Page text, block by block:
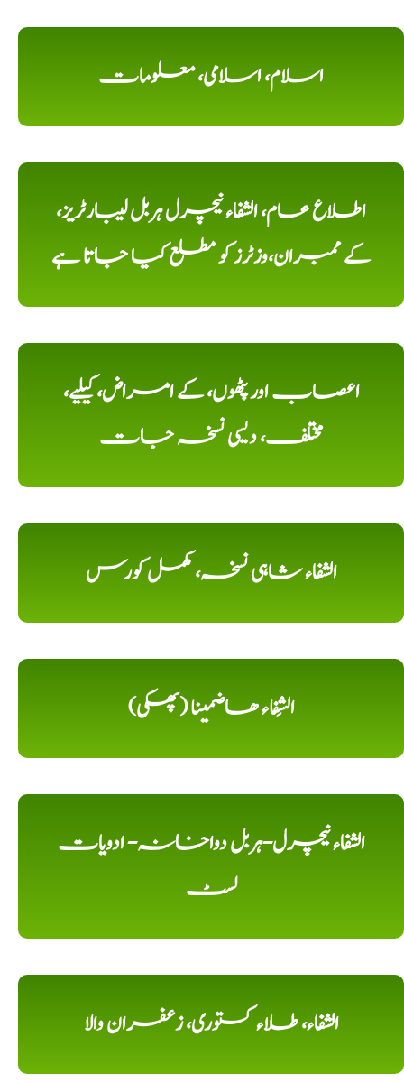
اسلام، اسلامی، معلومات
اطلاع عام، الشفاء نیچرل ہربل لیبارٹریز،
کے ممبران،وزٹرز کو مطلع کیا جاتا ہے
اعصاب اور پٹھوں، کے امراض، کیلیے،
مختلف، دیسی نسخہ جات
الشفاء شاہی نسخہ، مکمل کورس
الشِفاء ھاضمینا (پھکی)
الشفاء نیچرل-ہربل دواخانہ- ادویات
لسٹ
الشفاء، طلاء کستوری، زعفران والا